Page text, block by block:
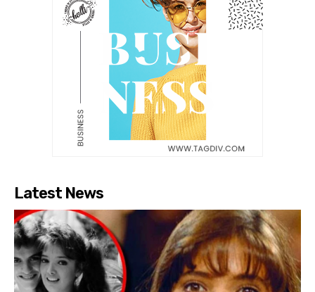
Latest News